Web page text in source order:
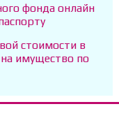
фонда онлайн
стоимости в
имущество по